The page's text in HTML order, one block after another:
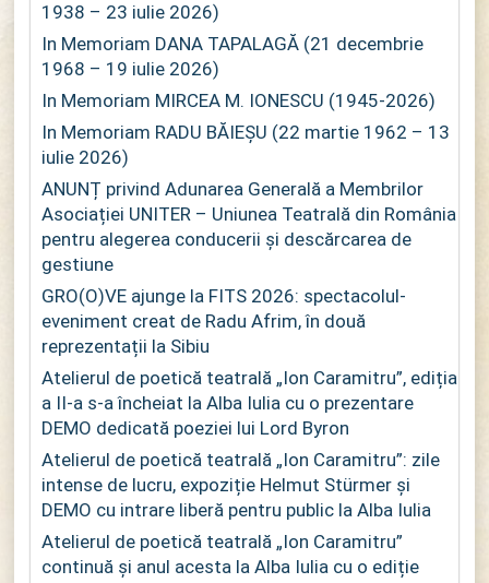
1938 – 23 iulie 2026)
In Memoriam DANA TAPALAGĂ (21 decembrie
1968 – 19 iulie 2026)
In Memoriam MIRCEA M. IONESCU (1945-2026)
In Memoriam RADU BĂIEȘU (22 martie 1962 – 13
iulie 2026)
ANUNȚ privind Adunarea Generală a Membrilor
Asociației UNITER – Uniunea Teatrală din România
pentru alegerea conducerii și descărcarea de
gestiune
GRO(O)VE ajunge la FITS 2026: spectacolul-
eveniment creat de Radu Afrim, în două
reprezentații la Sibiu
Atelierul de poetică teatrală „Ion Caramitru”, ediția
a II-a s-a încheiat la Alba Iulia cu o prezentare
DEMO dedicată poeziei lui Lord Byron
Atelierul de poetică teatrală „Ion Caramitru”: zile
intense de lucru, expoziție Helmut Stürmer și
DEMO cu intrare liberă pentru public la Alba Iulia
Atelierul de poetică teatrală „Ion Caramitru”
continuă și anul acesta la Alba Iulia cu o ediție